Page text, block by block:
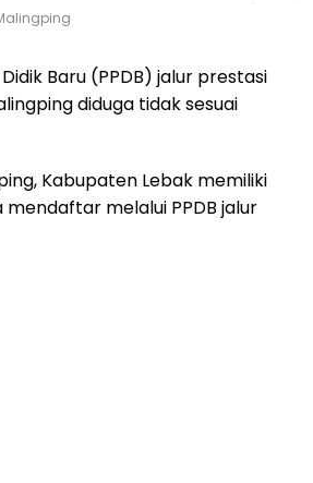
Baru (PPDB) jalur prestasi
diduga tidak sesuai
Kabupaten Lebak memiliki
melalui PPDB jalur